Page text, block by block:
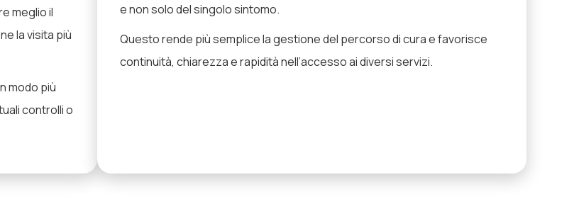
meglio il
la visita più
modo più
controlli o
e non solo del singolo sintomo.
Questo rende più semplice la gestione del percorso di cura e favorisce
continuità, chiarezza e rapidità nell’accesso ai diversi servizi.